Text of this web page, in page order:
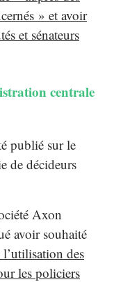
» et avoir
et sénateurs
centrale
publié sur le
de décideurs
Axon
avoir souhaité
des
les policiers